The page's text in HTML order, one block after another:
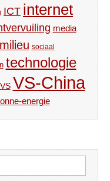
ICT internet
media
milieu sociaal
technologie
VS VS-China
energie